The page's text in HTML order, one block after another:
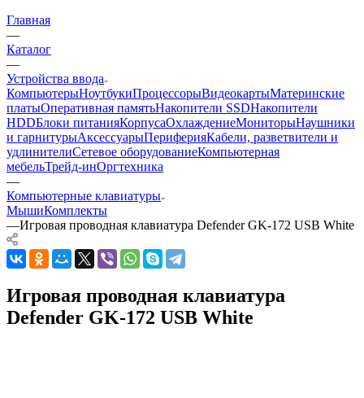
Главная
—
Каталог
—
Устройства ввода
КомпьютерыНоутбукиПроцессорыВидеокартыМатеринские
платыОперативная памятьНакопители SSDНакопители
HDDБлоки питанияКорпусаОхлаждениеМониторыНаушники
и гарнитурыАксессуарыПериферияКабели, разветвители и
удлинителиСетевое оборудованиеКомпьютерная
мебельТрейд-инОргтехника
—
Компьютерные клавиатуры
МышиКомплекты
—Игровая проводная клавиатура Defender GK-172 USB White
Игровая проводная клавиатура
Defender GK-172 USB White